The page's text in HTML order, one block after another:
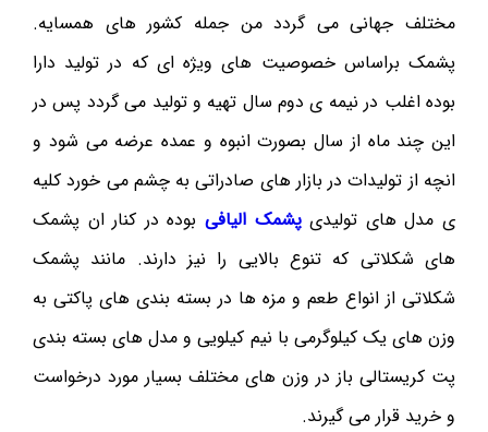
مختلف جهانی می گردد من جمله کشور های همسایه.
پشمک براساس خصوصیت های ویژه ای که در تولید دارا
بوده اغلب در نیمه ی دوم سال تهیه و تولید می گردد پس در
این چند ماه از سال بصورت انبوه و عمده عرضه می شود و
انچه از تولیدات در بازار های صادراتی به چشم می خورد کلیه
ی مدل های تولیدیپشمک الیافی بوده در کنار ان پشمک
های شکلاتی که تنوع بالایی را نیز دارند. مانند پشمک
شکلاتی از انواع طعم و مزه ها در بسته بندی های پاکتی به
وزن های یک کیلوگرمی با نیم کیلویی و مدل های بسته بندی
پت کریستالی باز در وزن های مختلف بسیار مورد درخواست
و خرید قرار می گیرند.